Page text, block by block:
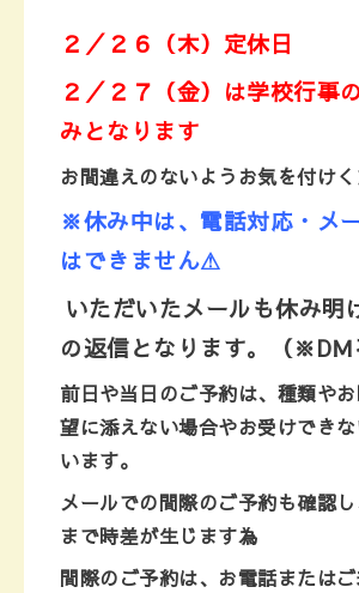
２／２６ （木）定休日
２／２７（金）は学校行事
みとなります
お間違えのないようお気を付け
※休み中は、電話対応・メ
はできません⚠
いただいたメールも休み明
の返信となります。
（※DＭ
前日や当日のご予約は、種類や
望に添えない場合やお受けでき
います。
メールでの間際のご予約も確認
まで時差が生じます為
間際のご予約は、お電話または